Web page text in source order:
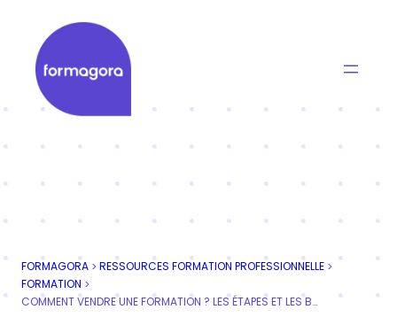
contenu
Formagora
FORMAGORA > RESSOURCES FORMATION PROFESSIONNELLE >
FORMATION >
COMMENT VENDRE UNE FORMATION ? LES ÉTAPES ET LES BONNES PRATIQUES